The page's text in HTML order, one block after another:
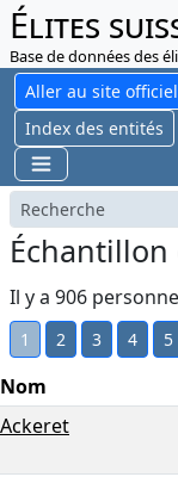
Élites
Base de données des
Aller au site officiel
Index des entités
Échantillon
Il y a 906
1 2 3 4 5
Nom
Ackeret